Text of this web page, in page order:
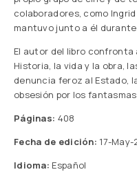
colaboradores, como
mantuvo junto a él
El autor del libro confronta
Historia, la vida y la obra,
denuncia feroz al Estado,
obsesión por los
Páginas: 408
Fecha de edición: 17-May-
Idioma: Español